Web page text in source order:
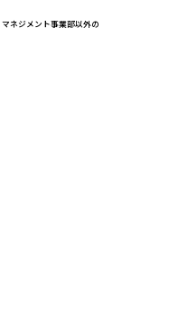
ネジメント事業部以外の